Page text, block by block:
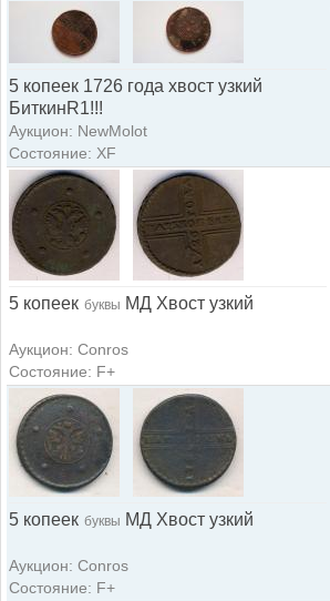
5 копеек 1726 года хвост узкий
БиткинR1!!!
Аукцион: NewMolot
Состояние: XF
5 копеек буквы МД Хвост узкий
Аукцион: Conros
Состояние: F+
5 копеек буквы МД Хвост узкий
Аукцион: Conros
Состояние: F+